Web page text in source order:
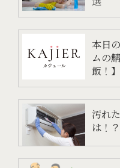
本日
ムの
飯！】
汚れ
は！？